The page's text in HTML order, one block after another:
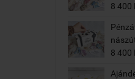
8 400
8 400